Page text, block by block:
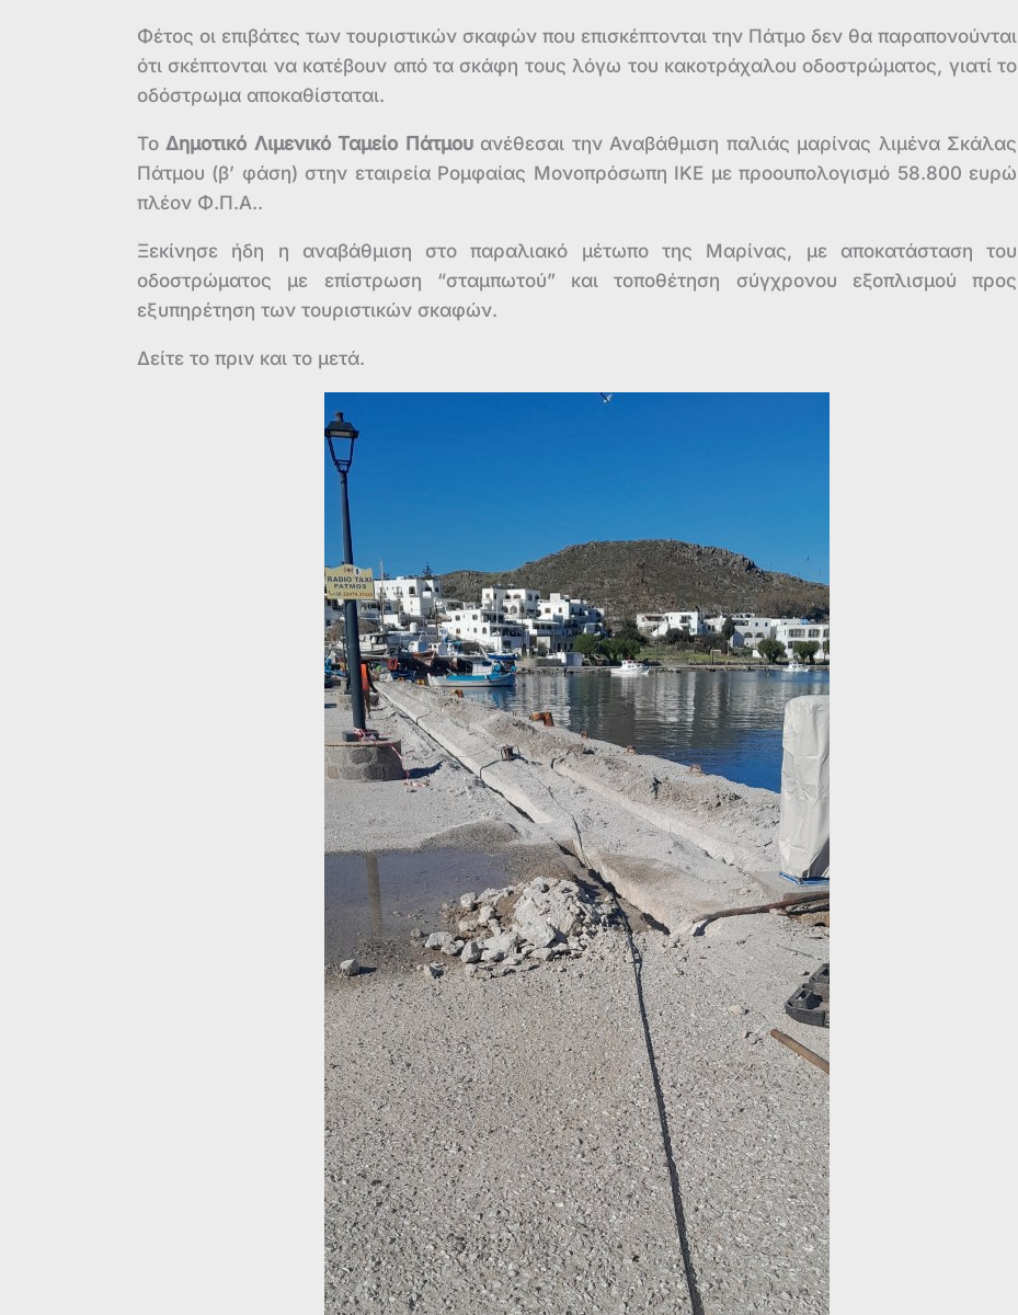
Φέτος οι επιβάτες των τουριστικών σκαφών που επισκέπτονται την Πάτμο δεν θα παραπονούνται
ότι σκέπτονται να κατέβουν από τα σκάφη τους λόγω του κακοτράχαλου οδοστρώματος, γιατί το
οδόστρωμα αποκαθίσταται.
ΤοΔημοτικό Λιμενικό Ταμείο Πάτμουανέθεσαι την Αναβάθμιση παλιάς μαρίνας λιμένα Σκάλας
Πάτμου (β’ φάση) στην εταιρεία Ρομφαίας Μονοπρόσωπη ΙΚΕ με προουπολογισμό 58.800 ευρώ
πλέον Φ.Π.Α..
Ξεκίνησε ήδη η αναβάθμιση στο παραλιακό μέτωπο της Μαρίνας, με αποκατάσταση του
οδοστρώματος με επίστρωση “σταμπωτού” και τοποθέτηση σύγχρονου εξοπλισμού προς
εξυπηρέτηση των τουριστικών σκαφών.
Δείτε το πριν και το μετά.